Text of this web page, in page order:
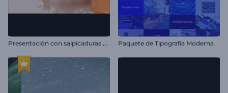
P
resentación con salpicaduras de tinta Paquete de Tipografía Moderna